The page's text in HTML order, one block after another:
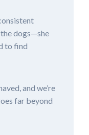
the dogs—she
to find
and we’re
far beyond